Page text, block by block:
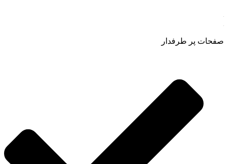
صفحات پر طرفدار